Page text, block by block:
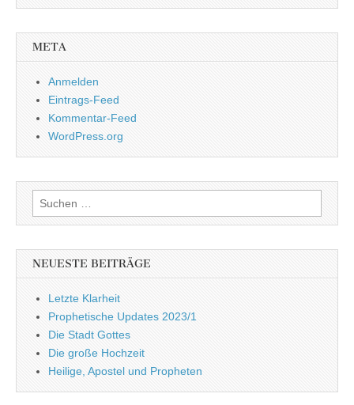
META
Anmelden
Eintrags-Feed
Kommentar-Feed
WordPress.org
Suchen
nach:
NEUESTE BEITRÄGE
Letzte Klarheit
Prophetische Updates 2023/1
Die Stadt Gottes
Die große Hochzeit
Heilige, Apostel und Propheten